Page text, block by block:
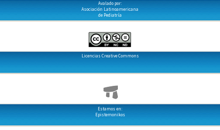
Avalado por:
Asociación Latinoamericana
de Pediatría
Licencias Creative Commons
Estamos en:
Epistemonikos